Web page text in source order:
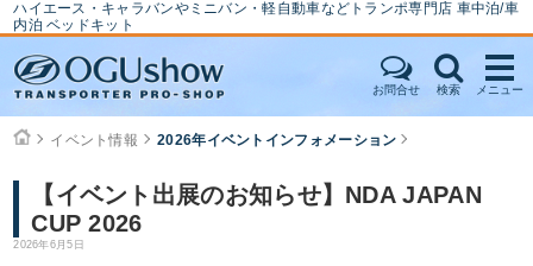
ハイエース・キャラバンやミニバン・軽自動車などトランポ専門店 車中泊/車
内泊 ベッドキット
お問合せ 検索 メニュー
イベント情報 2026年イベントインフォメーション
【イベント出展のお知らせ】NDA JAPAN
CUP 2026
2026年6月5日